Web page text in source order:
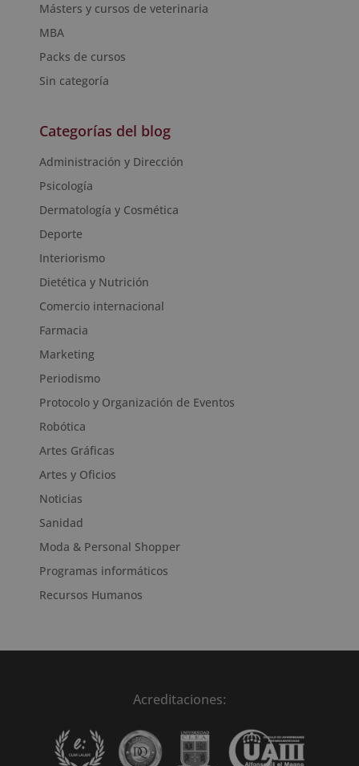
Másters y cursos de veterinaria
MBA
Packs de cursos
Sin categoría
Categorías del blog
Administración y Dirección
Psicología
Dermatología y Cosmética
Deporte
Interiorismo
Dietética y Nutrición
Comercio internacional
Farmacia
Marketing
Periodismo
Protocolo y Organización de Eventos
Robótica
Artes Gráficas
Artes y Oficios
Noticias
Sanidad
Moda & Personal Shopper
Programas informáticos
Recursos Humanos
Acreditaciones: